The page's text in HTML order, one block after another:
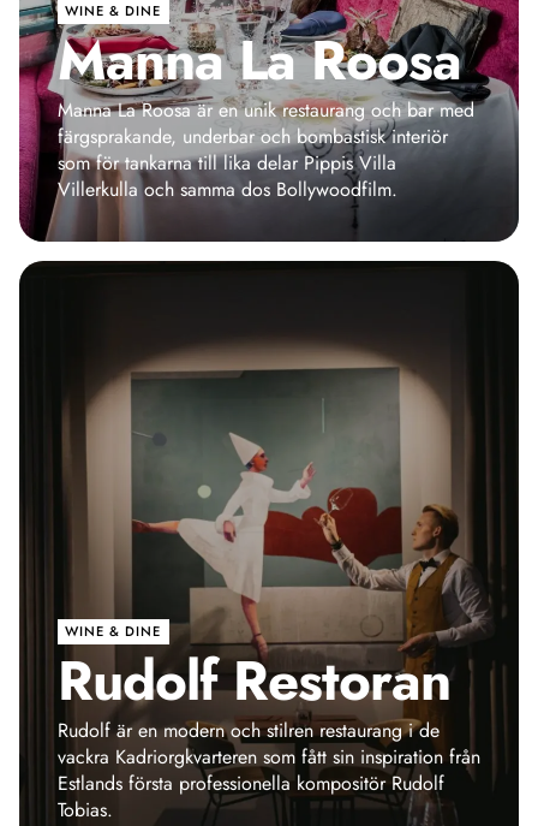
WINE & DINE
Manna La Roosa
Manna La Roosa är en unik restaurang och bar med
färgsprakande, underbar och bombastisk interiör
som för tankarna till lika delar Pippis Villa
Villerkulla och samma dos Bollywoodfilm.
WINE & DINE
Rudolf Restoran
Rudolf är en modern och stilren restaurang i de
vackra Kadriorgkvarteren som fått sin inspiration från
Estlands första professionella kompositör Rudolf
Tobias.